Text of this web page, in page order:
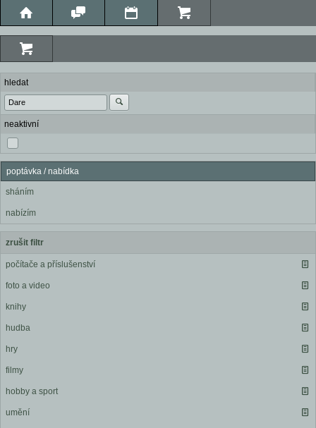
hledat
neaktivní
poptávka / nabídka
sháním
nabízím
zrušit filtr
počítače a příslušenství
foto a video
knihy
hudba
hry
filmy
hobby a sport
umění